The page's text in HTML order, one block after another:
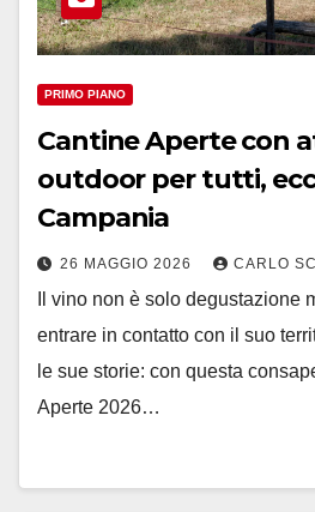
PRIMO PIANO
Cantine Aperte con
outdoor per tutti,
Campania
26 MAGGIO 2026 CARLO
Il vino non è solo degustazione
entrare in contatto con il suo
le sue storie: con questa
Aperte 2026…